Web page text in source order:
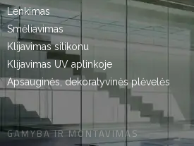
Lenkimas
Smėliavimas
Klijavimas silikonu
Klijavimas UV aplinkoje
Apsauginės, dekoratyvinės plėvelės
GAMYBA IR MONTAVIMAS